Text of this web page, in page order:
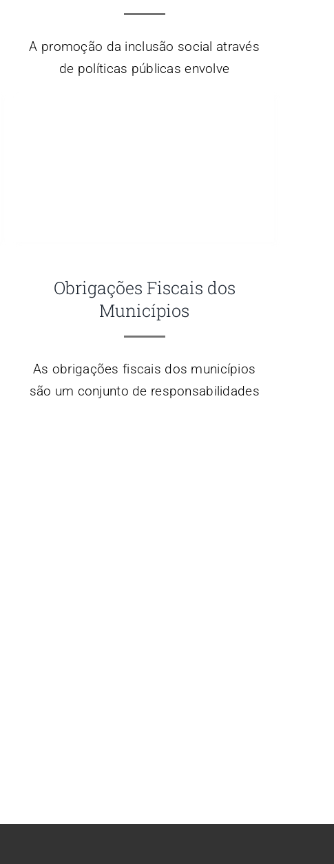
A promoção da inclusão social através
de políticas públicas envolve
Obrigações Fiscais dos
Municípios
As obrigações fiscais dos municípios
são um conjunto de responsabilidades